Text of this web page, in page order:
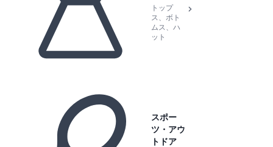
トップ
ス、ボト
ムス、ハ
ット
スポー
ツ・アウ
トドア